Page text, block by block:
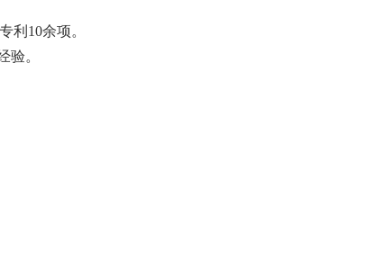
利10余项。
验。